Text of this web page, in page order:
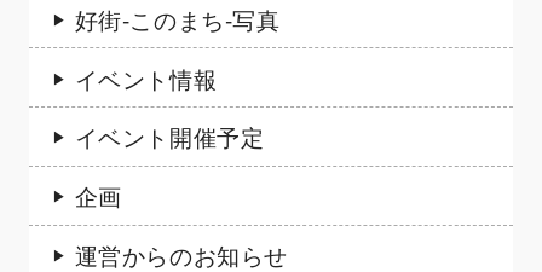
好街-このまち-写真
イベント情報
イベント開催予定
企画
運営からのお知らせ